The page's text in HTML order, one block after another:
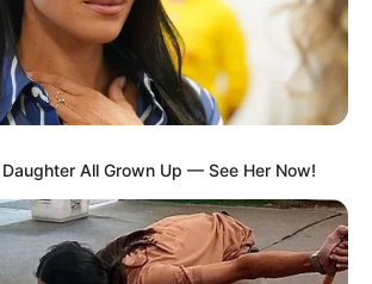
All Grown Up — See Her Now!